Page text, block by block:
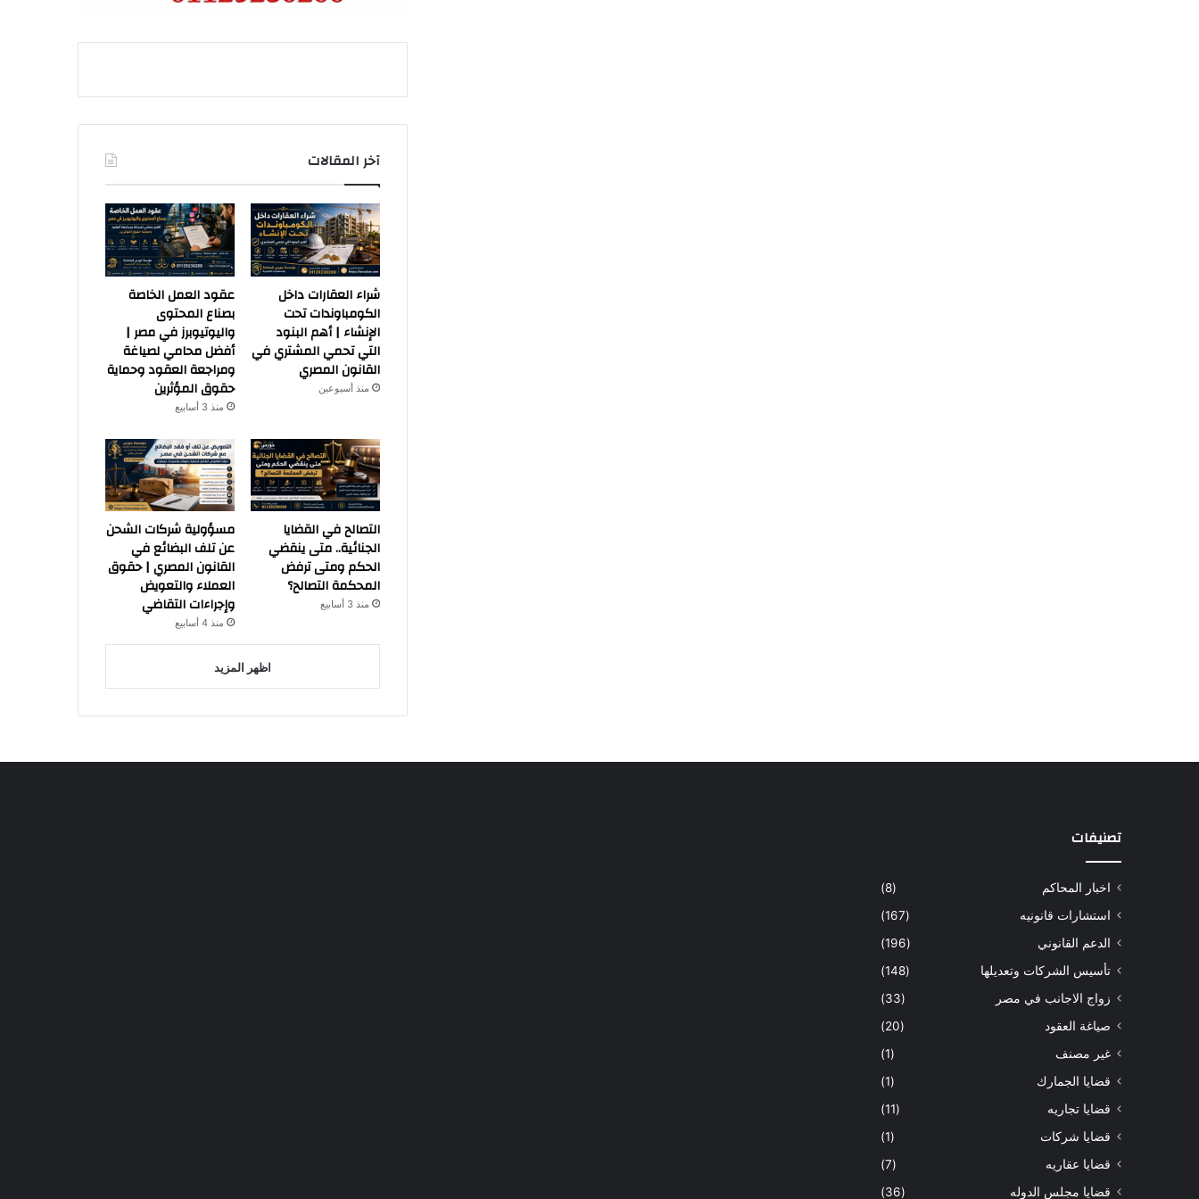
آخر المقالات
شراء العقارات داخل
الكومباوندات تحت
الإنشاء | أهم البنود
التي تحمي المشتري في
القانون المصري
منذ أسبوعين
عقود العمل الخاصة
بصناع المحتوى
واليوتيوبرز في مصر |
أفضل محامي لصياغة
ومراجعة العقود وحماية
حقوق المؤثرين
منذ 3 أسابيع
التصالح في القضايا
الجنائية.. متى ينقضي
الحكم ومتى ترفض
المحكمة التصالح؟
منذ 3 أسابيع
مسؤولية شركات الشحن
عن تلف البضائع في
القانون المصري | حقوق
العملاء والتعويض
وإجراءات التقاضي
منذ 4 أسابيع
اظهر المزيد
تصنيفات
اخبار المحاكم
(8)
استشارات قانونيه
(167)
الدعم القانوني
(196)
تأسيس الشركات وتعديلها
(148)
زواج الاجانب في مصر
(33)
صياغة العقود
(20)
غير مصنف
(1)
قضايا الجمارك
(1)
قضايا تجاريه
(11)
قضايا شركات
(1)
قضايا عقاريه
(7)
قضايا مجلس الدوله
(36)